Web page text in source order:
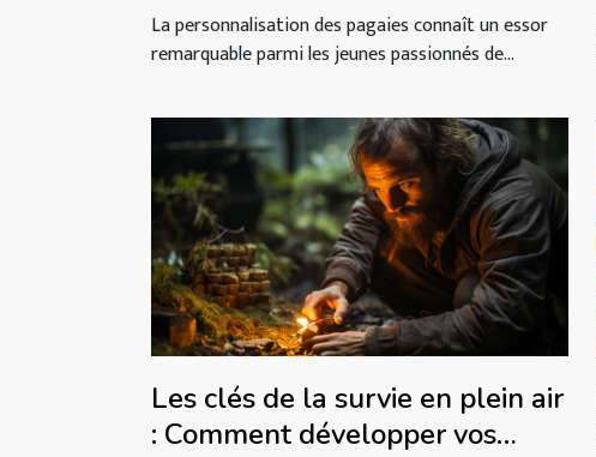
nouvelle génération de
kayakistes
La personnalisation des pagaies connaît un essor
remarquable parmi les jeunes passionnés de...
Les clés de la survie en plein air
: Comment développer vos